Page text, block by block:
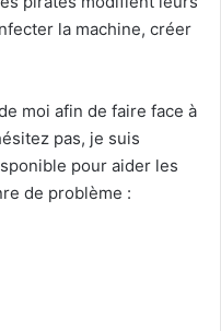
la machine, créer
moi afin de faire face à
pas, je suis
pour aider les
de problème :